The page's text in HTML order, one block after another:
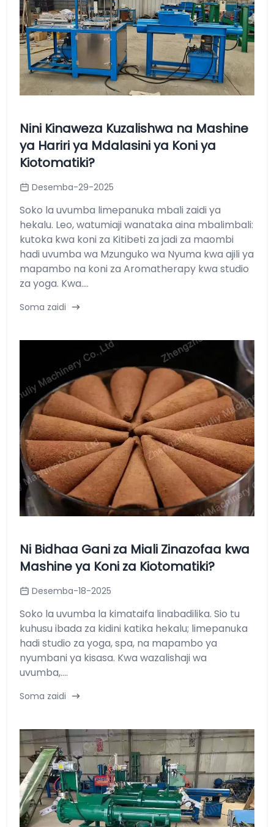
Nini Kinaweza Kuzalishwa na Mashine
ya Hariri ya Mdalasini ya Koni ya
Kiotomatiki?
Desemba-29-2025
Soko la uvumba limepanuka mbali zaidi ya
hekalu. Leo, watumiaji wanataka aina mbalimbali:
kutoka kwa koni za Kitibeti za jadi za maombi
hadi uvumba wa Mzunguko wa Nyuma kwa ajili ya
mapambo na koni za Aromatherapy kwa studio
za yoga. Kwa....
Soma zaidi
Ni Bidhaa Gani za Miali Zinazofaa kwa
Mashine ya Koni za Kiotomatiki?
Desemba-18-2025
Soko la uvumba la kimataifa linabadilika. Sio tu
kuhusu ibada za kidini katika hekalu; limepanuka
hadi studio za yoga, spa, na mapambo ya
nyumbani ya kisasa. Kwa wazalishaji wa
uvumba,....
Soma zaidi